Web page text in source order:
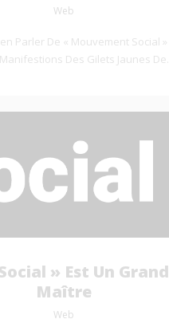
Web
Parler De « Mouvement Social »
Des Gilets Jaunes De...
» Est Un Grand
Maître
Web